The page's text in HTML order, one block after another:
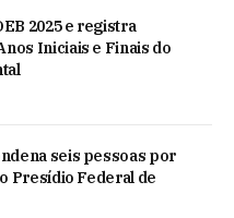
2025 e registra
Iniciais e Finais do
seis pessoas por
Presídio Federal de